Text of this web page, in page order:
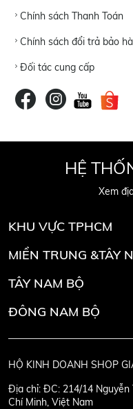
Chính sách Thanh Toán
Chính sách đổi trả bảo
Đối tác cung cấp
HỆ
Xem
KHU VỰC TPHCM
MIỀN TRUNG &TÂY
TÂY NAM BỘ
ĐÔNG NAM BỘ
HỘ KINH DOANH SHOP
Địa chỉ: ĐC: 214/14 Nguyễn
Chí Minh, Việt Nam